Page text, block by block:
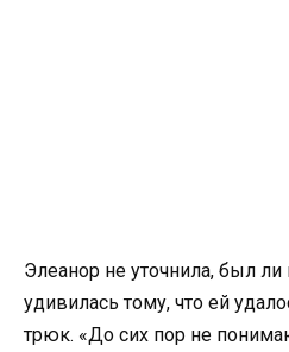
Элеанор не уточнила, был ли
удивилась тому, что ей
трюк. «До сих пор не